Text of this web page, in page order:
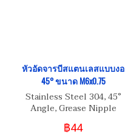
หัวอัดจารบีสแตนเลสแบบงอ
45° ขนาด M6x0.75
Stainless Steel 304, 45°
Angle, Grease Nipple
M6x0.75
฿44